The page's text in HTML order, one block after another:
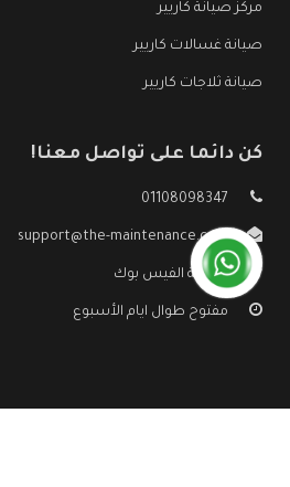
مركز صيانة كاريير
صيانة غسالات كاريير
صيانة ثلاجات كاريير
كن دائما على تواصل معنا!
01108098347
support@the-maintenance.com
صفحة الفيس بوك
مفتوح طوال ايام الأسبوع